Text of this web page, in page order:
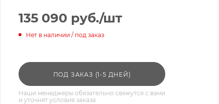
135 090 руб./шт
Нет в наличии / под заказ
ПОД ЗАКАЗ (1-5 ДНЕЙ)
Наши менеджеры обязательно свяжутся с вами
и уточнят условия заказа